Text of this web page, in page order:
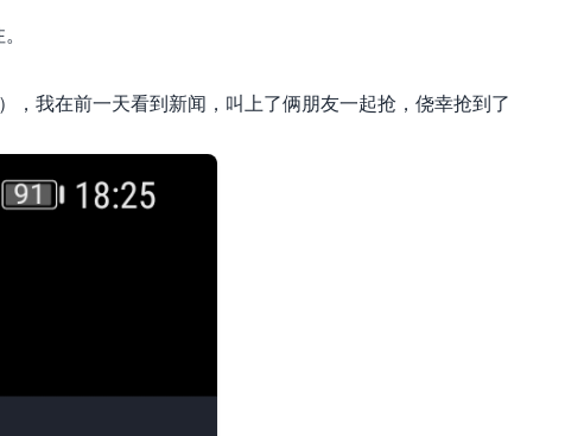
，我在前一天看到新闻，叫上了俩朋友一起抢，侥幸抢到了